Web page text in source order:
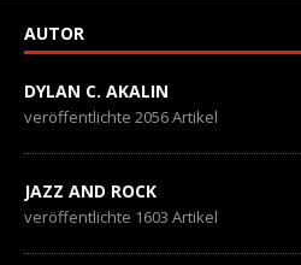
AUTOR
DYLAN C. AKALIN
veröffentlichte 2056 Artikel
JAZZ AND ROCK
veröffentlichte 1603 Artikel